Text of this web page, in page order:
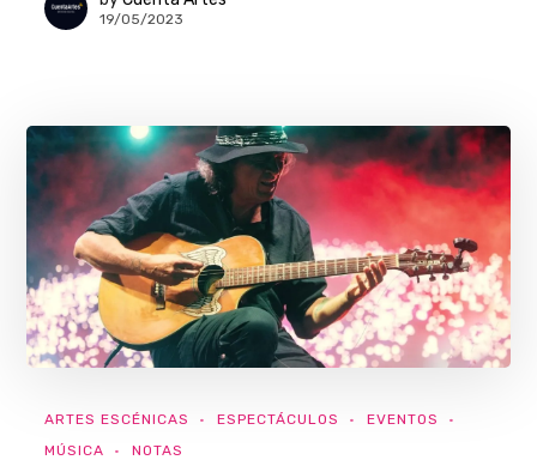
19/05/2023
ARTES ESCÉNICAS ESPECTÁCULOS
EVENTOS
MÚSICA
NOTAS